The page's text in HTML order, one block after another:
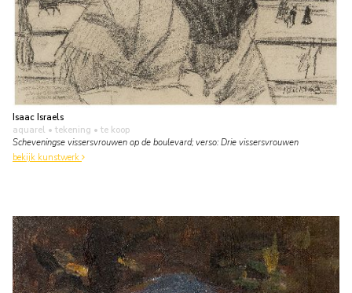
Isaac Israels
aquarel • tekening • te koop
Scheveningse vissersvrouwen op de boulevard; verso: Drie vissersvrouwen
bekijk kunstwerk